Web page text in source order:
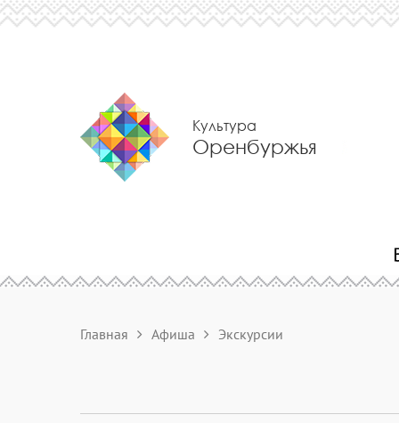
Культура
Оренбуржья
Главная Афиша Экскурсии